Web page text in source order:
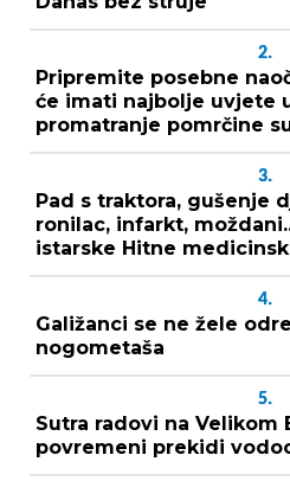
2.
Pripremite posebne
će imati najbolje uvjete
promatranje pomrčine
3.
Pad s traktora, gušenje
ronilac, infarkt,
istarske Hitne
4.
Galižanci se ne žele
nogometaša
5.
Sutra radovi na Velikom
povremeni prekidi